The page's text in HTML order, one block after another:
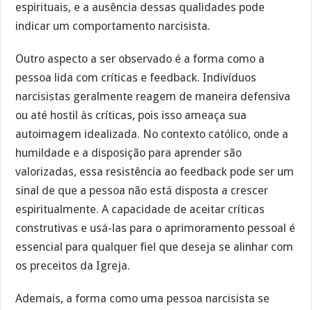
espirituais, e a ausência dessas qualidades pode
indicar um comportamento narcisista.
Outro aspecto a ser observado é a forma como a
pessoa lida com críticas e feedback. Indivíduos
narcisistas geralmente reagem de maneira defensiva
ou até hostil às críticas, pois isso ameaça sua
autoimagem idealizada. No contexto católico, onde a
humildade e a disposição para aprender são
valorizadas, essa resistência ao feedback pode ser um
sinal de que a pessoa não está disposta a crescer
espiritualmente. A capacidade de aceitar críticas
construtivas e usá-las para o aprimoramento pessoal é
essencial para qualquer fiel que deseja se alinhar com
os preceitos da Igreja.
Ademais, a forma como uma pessoa narcisista se